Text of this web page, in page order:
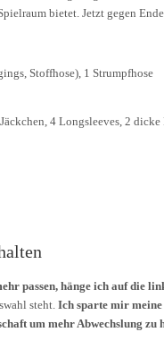
bietet. Jetzt gegen
Stoffhose), 1 Strumpfhose
4 Longsleeves, 2
passen, hänge ich auf die
steht. Ich sparte mir
um mehr Abwechslung zu